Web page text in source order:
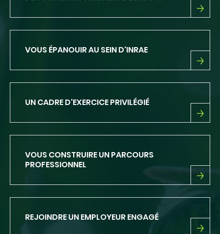
DÉCOUVRIR
L'APPUI
VOUS ÉPANOUIR AU SEIN D'INRAE
VOUS
D'INRAE
UN CADRE D'EXERCICE PRIVILÉGIÉ
UN
VOUS CONSTRUIRE UN PARCOURS
PROFESSIONNEL
VOUS
PROFESSIONNEL
REJOINDRE UN EMPLOYEUR ENGAGÉ